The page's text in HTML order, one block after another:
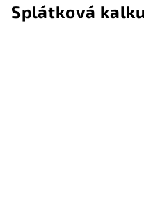
Splátková